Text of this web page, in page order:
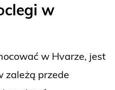
w
w Hvarze, jest
zależą przede